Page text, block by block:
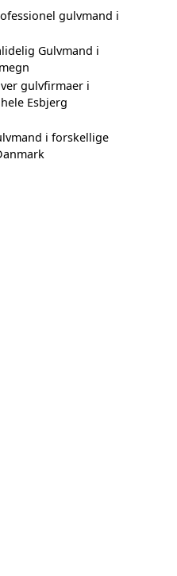
gulvmand i
Gulvmand i
gulvfirmaer i
Esbjerg
i forskellige